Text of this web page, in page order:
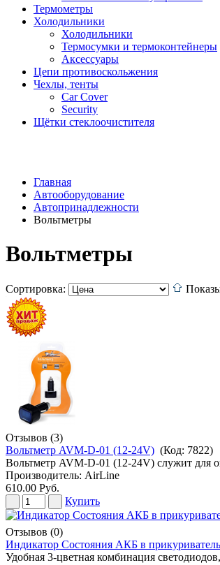
Термометры
Холодильники
Холодильники
Термосумки и термоконтейнеры
Аксессуары
Цепи противоскольжения
Чехлы, тенты
Car Cover
Security
Щётки стеклоочистителя
Главная
Автооборудование
Автопринадлежности
Вольтметры
Вольтметры
Сортировка:
Отзывов (3)
Вольтметр AVM-D-01 (12-24V) (Код: 7822)
Вольтметр AVM-D-01 (12-24V) служит для
Производитель: AirLine
610.00 Руб.
Купить
Отзывов (0)
Индикатор Состояния АКБ в
Удобная 3-цветная комбинация